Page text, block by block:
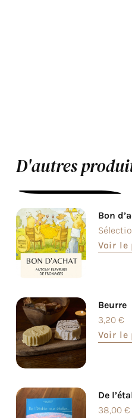
D'autres
Bon
Voir
Beurre
3,20 €
Voir
De
38,00 €